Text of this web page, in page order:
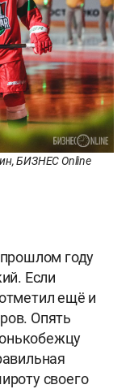
БИЗНЕС Online
году
Если
ещё и
Опять
своего